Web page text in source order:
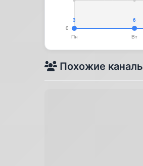
Похожие